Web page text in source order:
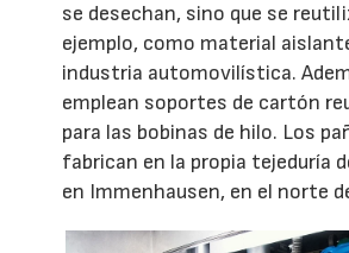
se desechan, sino que se
ejemplo, como material
industria automovilística.
emplean soportes de cartón
para las bobinas de hilo. Los
fabrican en la propia tejeduría
en Immenhausen, en el norte